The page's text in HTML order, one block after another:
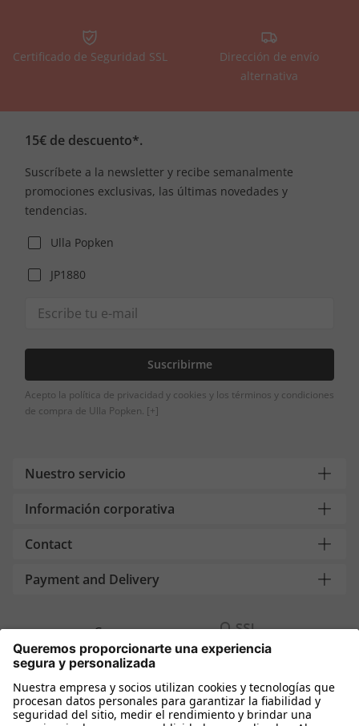
Certificado de Seguridad SSL
Dirección de envío
alternativa
15€ de descuento*.
Suscríbete a la newsletter y recibe semanalmente
promociones exclusivas, las últimas novedades y
tendencias.
Ulla Popken
JP1880
Suscribirme
Acepto la política de privacidad y cookies y los términos y condiciones
de compra de Ulla Popken. [+]
Nuestro servicio
Información corporativa
Contact
Payment and Delivery
Compra segura con
Más tiendas online